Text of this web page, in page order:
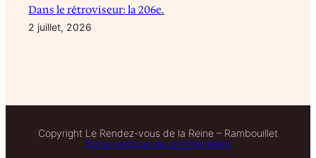
Dans le rétroviseur: la 206e.
2 juillet, 2026
Copyright Le Rendez-vous de la Reine – Rambouillet
Notre politique de confidentialité